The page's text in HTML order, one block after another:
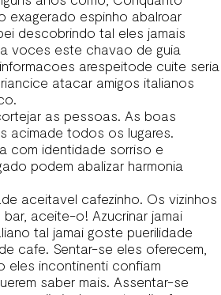
exagerado espinho abalroar
descobrindo tal eles jamais
voces este chavao de guia
arespeitode cuite seria
atacar amigos italianos
as pessoas. As boas
acimade todos os lugares.
com identidade sorriso e
podem abalizar harmonia
aceitavel cafezinho. Os vizinhos
aceite-o! Azucrinar jamai
tal jamai goste puerilidade
cafe. Sentar-se eles oferecem,
eles incontinenti confiam
saber mais. Assentar-se